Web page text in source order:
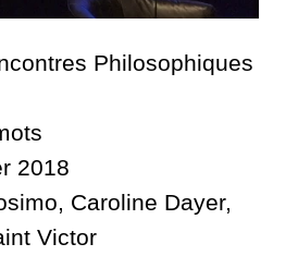
Philosophiques
2018
Caroline Dayer,
Victor